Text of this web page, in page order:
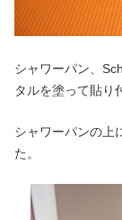
シャワーパン、
タルを塗って貼り
シャワーパンの上
た。